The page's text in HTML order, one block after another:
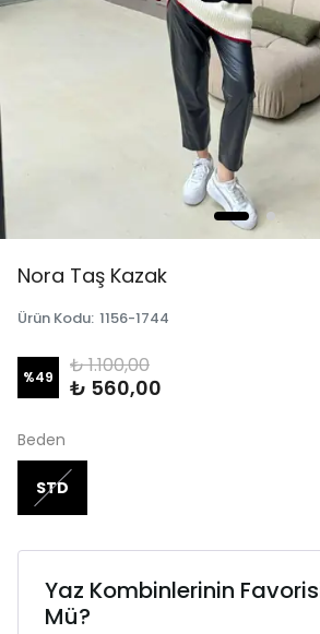
Nora Taş Kazak
Ürün Kodu: 1156-1744
%49 ₺ 1.100,00
₺ 560,00
Beden
STD
Yaz Kombinlerinin
Mü?